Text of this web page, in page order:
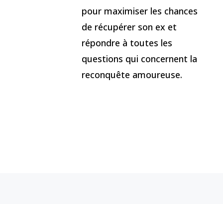
pour maximiser les chances
de récupérer son ex et
répondre à toutes les
questions qui concernent la
reconquête amoureuse.